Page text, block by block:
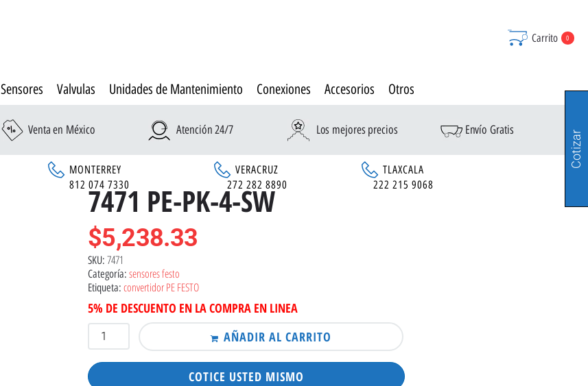
Carrito 0
Sensores Valvulas Unidades de Mantenimiento Conexiones Accesorios Otros
Venta en México Atención 24/7 Los mejores precios Envío Gratis
MONTERREY VERACRUZ
TLAXCALA
812 074 7330 272 282 8890 222 215 9068
7471 PE-PK-4-SW
$5,238.33
SKU: 7471
Categoría: sensores festo
Etiqueta: convertidor PE FESTO
5% DE DESCUENTO EN LA COMPRA EN LINEA
AÑADIR AL CARRITO
COTICE USTED MISMO
Cotizar